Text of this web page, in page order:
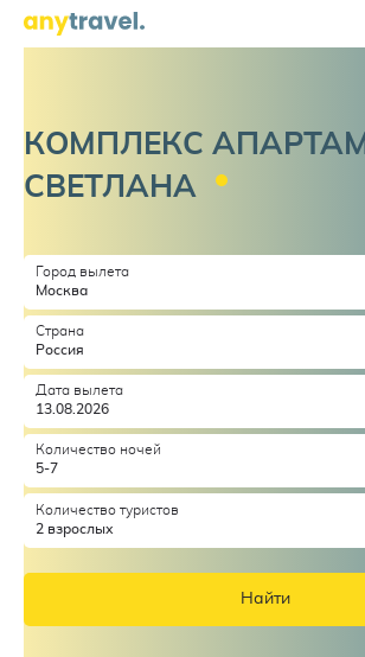
КОМПЛЕКС
СВЕТЛАНА
Город вылета
Москва
Страна
Россия
Дата вылета
13.08.2026
Количество ночей
5-7
Количество туристов
2 взрослых
Найти